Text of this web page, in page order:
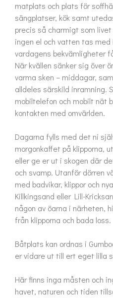
matplats och plats för
sängplatser, kök samt
precis så charmigt som
ingen el och vatten tas
vardagens bekvämligheter
När kvällen sänker sig över
varma sken – middagar,
alldeles särskild inramning.
mobiltelefon och mobilt nät
kontakten med omvärlden.
Dagarna fylls med det ni
morgonkaffet på klipporna,
eller ge er ut i skogen där
och svamp. Utanför dörren
med badvikar, klippor och
Killkingsand eller Lill-
någon av öarna i närheten,
från klipporna och bada loss.
Båtplats kan ordnas i
er vidare ut till ert eget lilla
Här finns inga måsten och
havet, naturen och tiden